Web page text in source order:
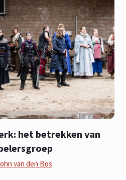
het betrekken van
van den Bos